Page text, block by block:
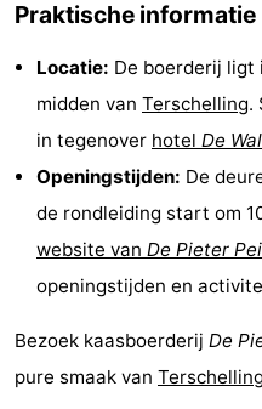
Fietsen
Wandelen
Paardrijden
Surfen
Nachtleven
Praktische informatie
Locatie: De boerderij ligt
midden van Terschelling.
in tegenover hotel De
Openingstijden: De
de rondleiding start om
website van De Pieter
openingstijden en
Bezoek kaasboerderij De
pure smaak van Terschelling